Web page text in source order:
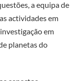
a equipa de
actividades em
em
planetas do